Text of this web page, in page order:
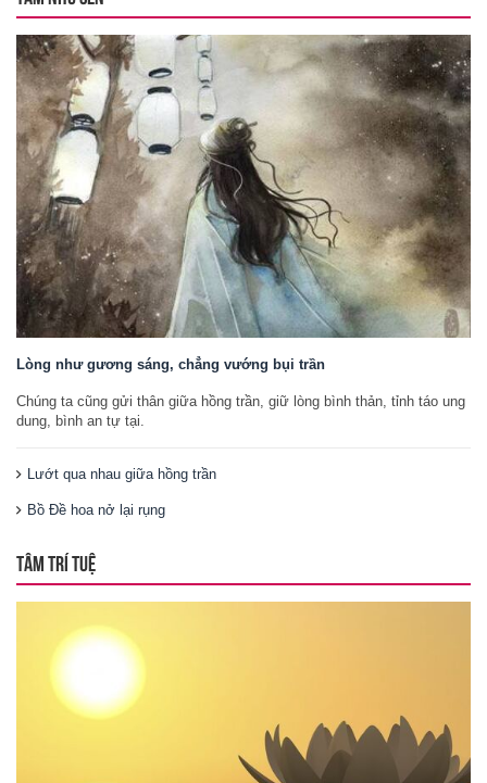
Lòng như gương sáng, chẳng vướng bụi trần
Chúng ta cũng gửi thân giữa hồng trần, giữ lòng bình thản, tỉnh táo ung
dung, bình an tự tại.
Lướt qua nhau giữa hồng trần
Bồ Đề hoa nở lại rụng
TÂM TRÍ TUỆ